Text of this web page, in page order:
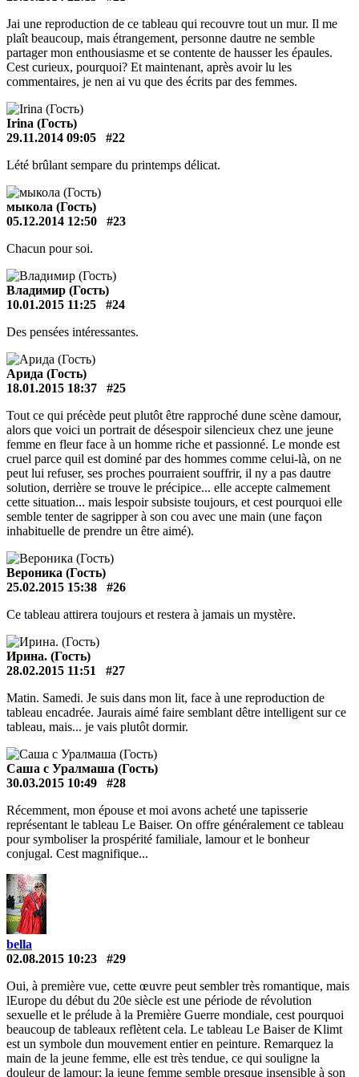
Jai une reproduction de ce tableau qui recouvre tout un mur. Il me
plaît beaucoup, mais étrangement, personne dautre ne semble
partager mon enthousiasme et se contente de hausser les épaules.
Cest curieux, pourquoi? Et maintenant, après avoir lu les
commentaires, je nen ai vu que des écrits par des femmes.
Irina (Гость)
29.11.2014 09:05
#22
Lété brûlant sempare du printemps délicat.
мыкола (Гость)
05.12.2014 12:50
#23
Chacun pour soi.
Владимир (Гость)
10.01.2015 11:25
#24
Des pensées intéressantes.
Арида (Гость)
18.01.2015 18:37
#25
Tout ce qui précède peut plutôt être rapproché dune scène damour,
alors que voici un portrait de désespoir silencieux chez une jeune
femme en fleur face à un homme riche et passionné. Le monde est
cruel parce quil est dominé par des hommes comme celui-là, on ne
peut lui refuser, ses proches pourraient souffrir, il ny a pas dautre
solution, derrière se trouve le précipice... elle accepte calmement
cette situation... mais lespoir subsiste toujours, et cest pourquoi elle
semble tenter de sagripper à son cou avec une main (une façon
inhabituelle de prendre un être aimé).
Вероника (Гость)
25.02.2015 15:38
#26
Ce tableau attirera toujours et restera à jamais un mystère.
Ирина. (Гость)
28.02.2015 11:51
#27
Matin. Samedi. Je suis dans mon lit, face à une reproduction de
tableau encadrée. Jaurais aimé faire semblant dêtre intelligent sur ce
tableau, mais... je vais plutôt dormir.
Саша с Уралмаша (Гость)
30.03.2015 10:49
#28
Récemment, mon épouse et moi avons acheté une tapisserie
représentant le tableau Le Baiser. On offre généralement ce tableau
pour symboliser la prospérité familiale, lamour et le bonheur
conjugal. Cest magnifique...
bella
02.08.2015 10:23
#29
Oui, à première vue, cette œuvre peut sembler très romantique, mais
lEurope du début du 20e siècle est une période de révolution
sexuelle et le prélude à la Première Guerre mondiale, cest pourquoi
beaucoup de tableaux reflètent cela. Le tableau Le Baiser de Klimt
est un symbole dun mouvement entier en peinture. Remarquez la
main de la jeune femme, elle est très tendue, ce qui souligne la
douleur de lamour; la jeune femme semble presque insensible à son